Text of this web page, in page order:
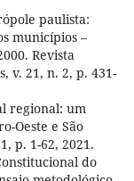
paulista:
municípios –
Revista
v. 21, n. 2, p. 431-
regional: um
Oeste e São
p. 1-62, 2021.
do